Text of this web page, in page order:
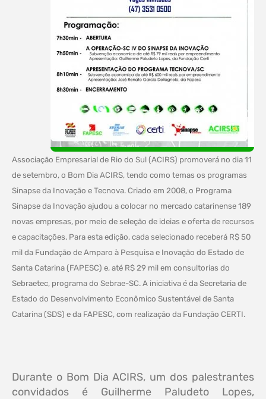
Associação Empresarial de Rio do Sul (ACIRS) promoverá no dia 11
de setembro, o Bom Dia ACIRS, tendo como temas os programas
Sinapse da Inovação e Tecnova. Criado em 2008, o Programa
Sinapse da Inovação ajudou a colocar no mercado catarinense 189
novas empresas, por meio de seleção de ideias e oferta de recursos
e capacitações. Para esta edição, cada selecionado receberá R$ 50
mil da Fundação de Amparo à Pesquisa e Inovação do Estado de
Santa Catarina (FAPESC) e, até R$ 29 mil em consultorias do
Sebraetec, programa do Sebrae-SC. A iniciativa é da Secretaria de
Estado do Desenvolvimento Econômico Sustentável de Santa
Catarina (SDS) e da FAPESC, com realização da Fundação CERTI.
Durante o Bom Dia ACIRS, um dos palestrantes
convidados é Guilherme Paludeto Lopes,